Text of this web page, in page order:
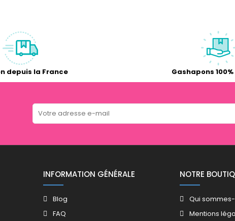
depuis la France Gashapons
INFORMATION GÉNÉRALE
Blog
FAQ
NOTRE
Qui
Mentions